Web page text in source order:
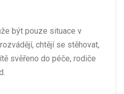
být pouze situace v
chtějí se stěhovat,
svěřeno do péče, rodiče